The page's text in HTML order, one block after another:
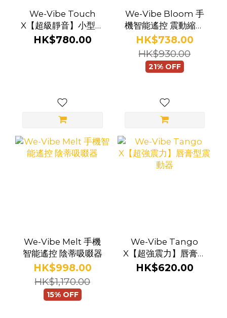
We-Vibe Touch
X【超級靜音】小型多
用途震動器
HK$780.00
We-Vibe Bloom 手
機智能遙控 震動縮陰
球
HK$738.00
HK$930.00
21% OFF
We-Vibe Melt 手機
智能遙控 陰蒂吸啜器
HK$998.00
HK$1,170.00
15% OFF
We-Vibe Tango
X【超強震力】唇膏型
震動器
HK$620.00